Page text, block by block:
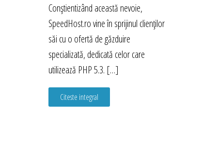
Conștientizând această nevoie,
SpeedHost.ro vine în sprijinul clienților
săi cu o ofertă de găzduire
specializată, dedicată celor care
utilizează PHP 5.3. […]
Citeste integral